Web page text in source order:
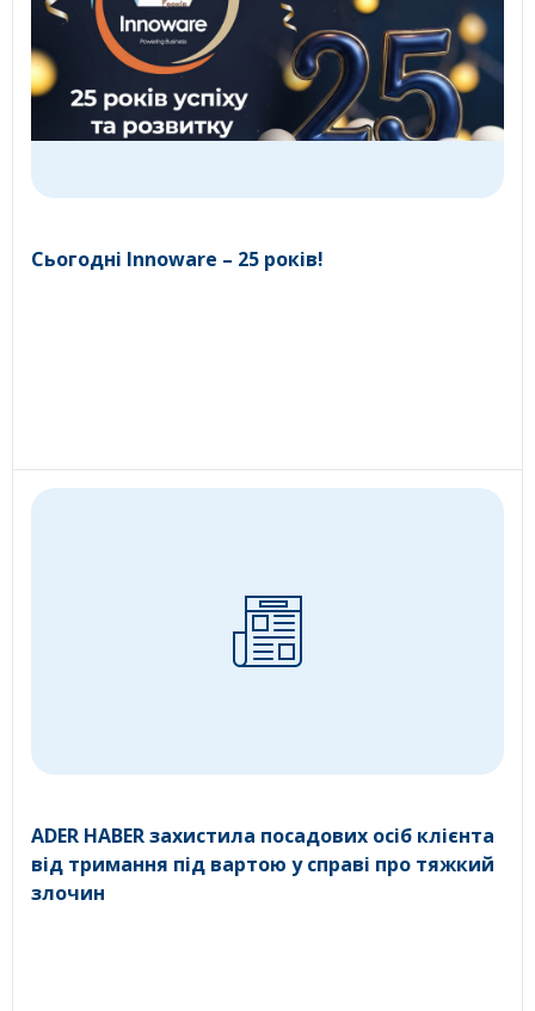
Сьогодні Innoware – 25 років!
ADER HABER захистила посадових осіб клієнта
від тримання під вартою у справі про тяжкий
злочин